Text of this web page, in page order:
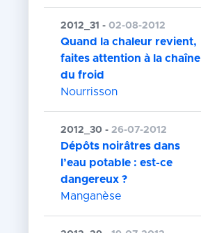
2012_31 -02-08-2012
Quand la chaleur revient,
faites attention à la chaîne
du froid
Nourrisson
2012_30 -26-07-2012
Dépôts noirâtres dans
l’eau potable : est-ce
dangereux ?
Manganèse